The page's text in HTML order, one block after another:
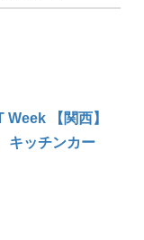
【関西】
キッチンカー